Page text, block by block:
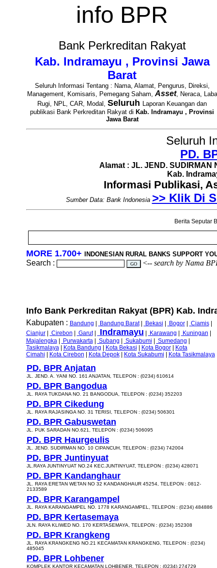
info BPR
Bank Perkreditan Rakyat
Kab. Indramayu , Provinsi Jawa
Barat
Seluruh Informasi Tentang : Nama, Alamat, Pengurus, Direksi,
Management, Komisaris, Pemegang Saham,Asset, Neraca, Laba
Rugi, NPL, CAR, Modal, Seluruh Laporan Keuangan dan
publikasi Bank Perkreditan Rakyat di Kab. Indramayu , Provinsi
Jawa Barat
Seluruh
PD.
Alamat : JL. JEND. SUDIRMAN
Kab.
Informasi Publikasi,
Sumber Data: Bank Indonesia >> Klik Di
Berita Seputar
MORE 1.700+ INDONESIAN RURAL BANKS SUPPORT
Search : <-- search by Nama
Info Bank Perkreditan Rakyat (BPR) Kab.
Kabupaten : Bandung Bandung Barat| Bekasi Bogor| Ciamis|
Cianjur| Cirebon Garut| Indramayu Karawang Kuningan
Majalengka| Purwakarta| Subang Sukabumi Sumedang
Tasikmalaya| Kota Bandung Kota Bekasi Kota Bogor|
Kota
Cimahi
Kota Cirebon Kota Depok| Kota Sukabumi Kota Tasikmalaya
PD. BPR Anjatan
JL. JEND. A. YANI NO. 161 ANJATAN, TELEPON : (0234) 610614
PD. BPR Bangodua
JL. RAYA TUKDANA NO. 21 BANGODUA, TELEPON : (0234) 352203
PD. BPR Cikedung
JL. RAYA RAJASINGA NO. 31 TERISI, TELEPON : (0234) 506301
PD. BPR Gabuswetan
JL. PUK SARADAN NO.621, TELEPON : (0234) 506095
PD. BPR Haurgeulis
JL. JEND. SUDIRMAN NO. 10 CIPANCUH, TELEPON : (0234) 742004
PD. BPR Juntinyuat
JL.RAYA JUNTINYUAT NO.24 KEC.JUNTINYUAT, TELEPON : (0234) 428071
PD. BPR Kandanghaur
JL. RAYA ERETAN WETAN NO 32 KANDANGHAUR 45254, TELEPON : 0812-
2133589
PD. BPR Karangampel
JL. RAYA KARANGAMPEL NO. 1778 KARANGAMPEL, TELEPON : (0234) 484886
PD. BPR Kertasemaya
JLN. RAYA KLIWED NO. 170 KERTASEMAYA, TELEPON : (0234) 352308
PD. BPR Krangkeng
JL. RAYA KRANGKENG NO.21 KECAMATAN KRANGKENG, TELEPON : (0234)
485045
PD. BPR Lohbener
KOMPLEK KANTOR KECAMATAN LOHBENER, TELEPON : (0234) 274729